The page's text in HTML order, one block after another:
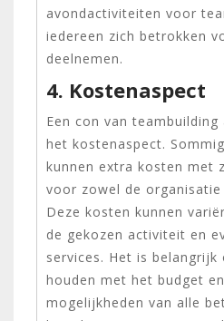
avondactiviteiten voor
iedereen zich betrokken
deelnemen.
4. Kostenaspect
Een con van
het kostenaspect.
kunnen extra kosten met
voor zowel de organisatie
Deze kosten kunnen
de gekozen activiteit en
services. Het is belangrijk
houden met het budget
mogelijkheden van alle